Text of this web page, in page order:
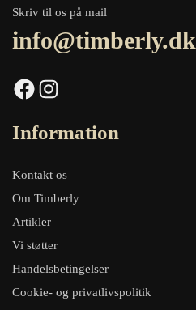
Skriv til os på mail
info@timberly.dk
Facebook Instagram
Information
Kontakt os
Om Timberly
Artikler
Vi støtter
Handelsbetingelser
Cookie- og privatlivspolitik